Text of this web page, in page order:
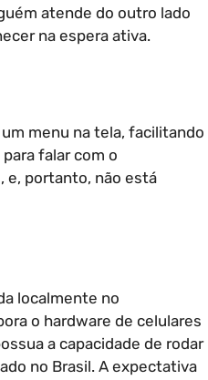
atende do outro lado
na espera ativa.
menu na tela, facilitando
falar com o
e, portanto, não está
localmente no
o hardware de celulares
a capacidade de rodar
no Brasil. A expectativa